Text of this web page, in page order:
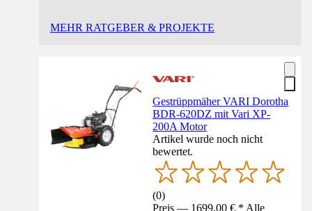
MEHR RATGEBER & PROJEKTE
Gestrüppmäher VARI Dorotha
BDR-620DZ mit Vari XP-
200A Motor
Artikel wurde noch nicht
bewertet.
(0)
Preis — 1699,00 € * Alle